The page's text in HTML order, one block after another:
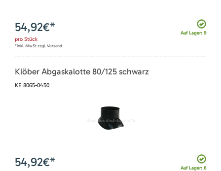
Auf Lager: 9
54,92€*
pro Stück
*inkl. MwSt zzgl. Versand
Klöber Abgaskalotte 80/125 schwarz
KE 8065-0450
Auf Lager: 6
54,92€*